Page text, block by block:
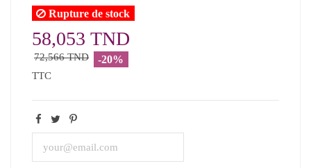
Rupture de stock
58,053 TND
72,566 TND -20%
TTC